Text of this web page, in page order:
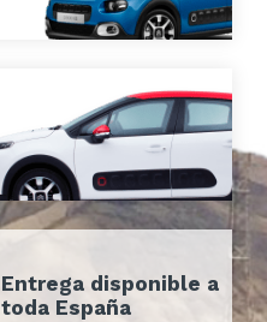
Entrega disponible a
toda España